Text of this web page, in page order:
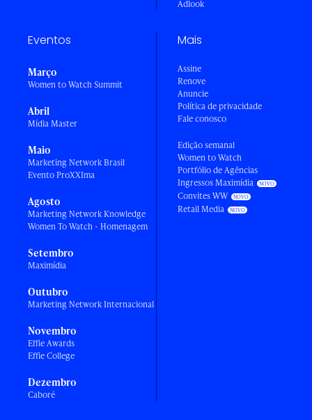
Adlook
Eventos
Março
Women to Watch Summit
Abril
Mídia Master
Maio
Marketing Network Brasil
Evento ProXXIma
Agosto
Marketing Network Knowledge
Women To Watch - Homenagem
Setembro
Maximídia
Outubro
Marketing Network Internacional
Novembro
Effie Awards
Effie College
Dezembro
Caboré
Mais
Assine
Renove
Anuncie
Política de privacidade
Fale conosco
Edição semanal
Women to Watch
Portfólio de Agências
Ingressos Maximídia
Convites WW
Retail Media